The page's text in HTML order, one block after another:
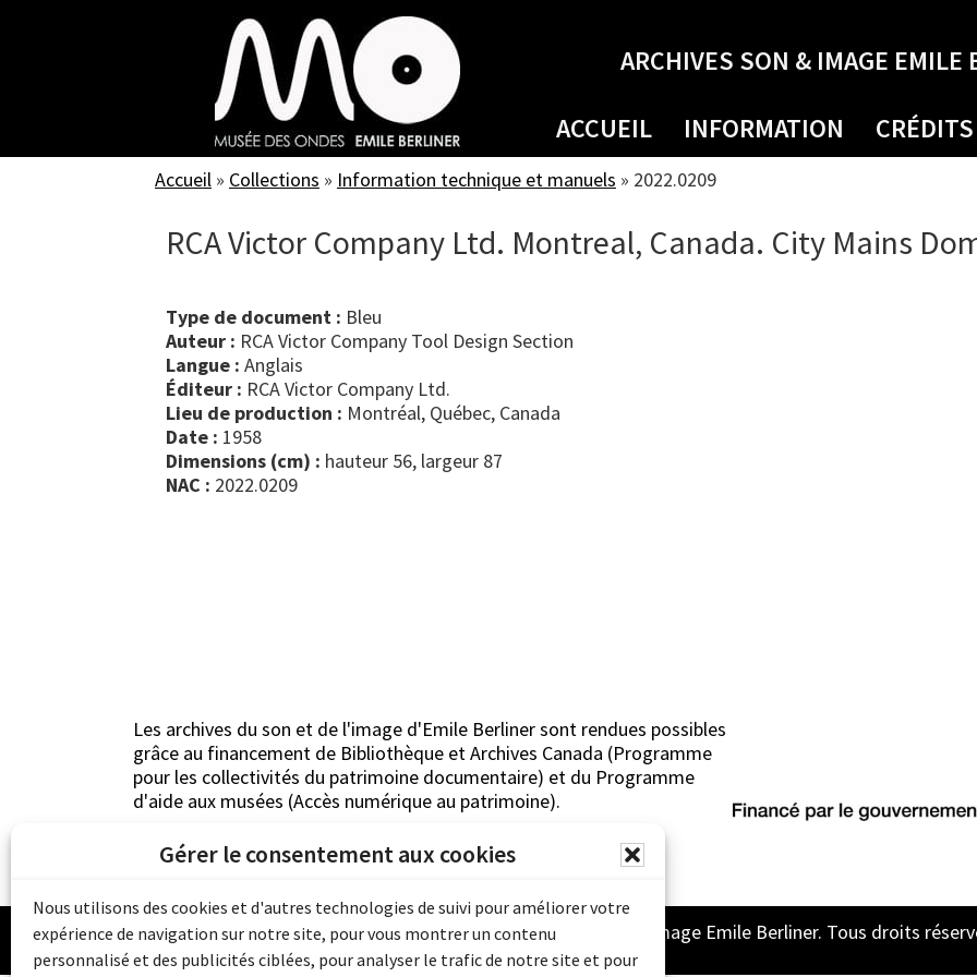
Gérer le consentement aux cookies
Nous utilisons des cookies et d'autres technologies de suivi pour améliorer votre
expérience de navigation sur notre site, pour vous montrer un contenu
personnalisé et des publicités ciblées, pour analyser le trafic de notre site et pour
ARCHIVES SON & IMAGE EMILE
ACCUEIL
INFORMATION CRÉDITS
Accueil » Collections » Information technique et manuels » 2022.0209
RCA Victor Company Ltd. Montreal, Canada. City Mains
Type de document :
bleu
Auteur : RCA Victor Company Tool Design Section
Langue : Anglais
Éditeur : RCA Victor Company Ltd.
Lieu de production : Montréal, Québec, Canada
Date : 1958
Dimensions (cm) : hauteur 56, largeur 87
NAC : 2022.0209
Les archives du son et de l'image d'Emile Berliner sont rendues possibles
grâce au financement de Bibliothèque et Archives Canada (Programme
pour les collectivités du patrimoine documentaire) et du Programme
d'aide aux musées (Accès numérique au patrimoine).
© 2026 Archive son et image Emile Berliner. Tous droits